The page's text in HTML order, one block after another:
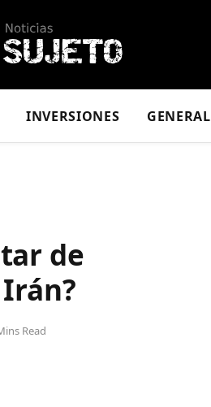
INVERSIONES GENERAL
de
Read